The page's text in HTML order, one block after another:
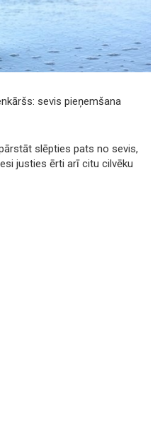
sevis pieņemšana
slēpties pats no sevis,
justies ērti arī citu cilvēku